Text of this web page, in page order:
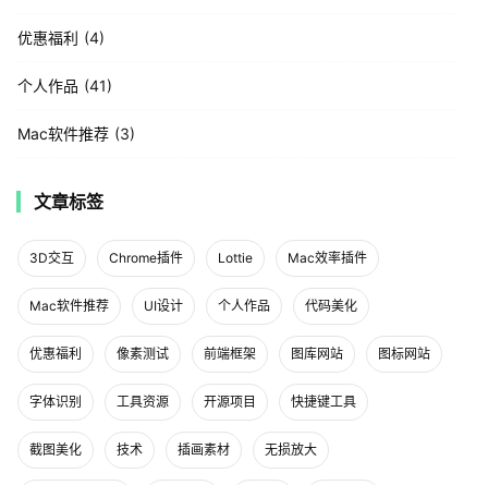
优惠福利 4
个人作品 41
Mac软件推荐 3
文章标签
3D交互 Chrome插件 Lottie Mac效率插件
Mac软件推荐 UI设计 个人作品 代码美化
优惠福利 像素测试 前端框架 图库网站 图标网站
字体识别 工具资源 开源项目 快捷键工具
截图美化 技术 插画素材 无损放大